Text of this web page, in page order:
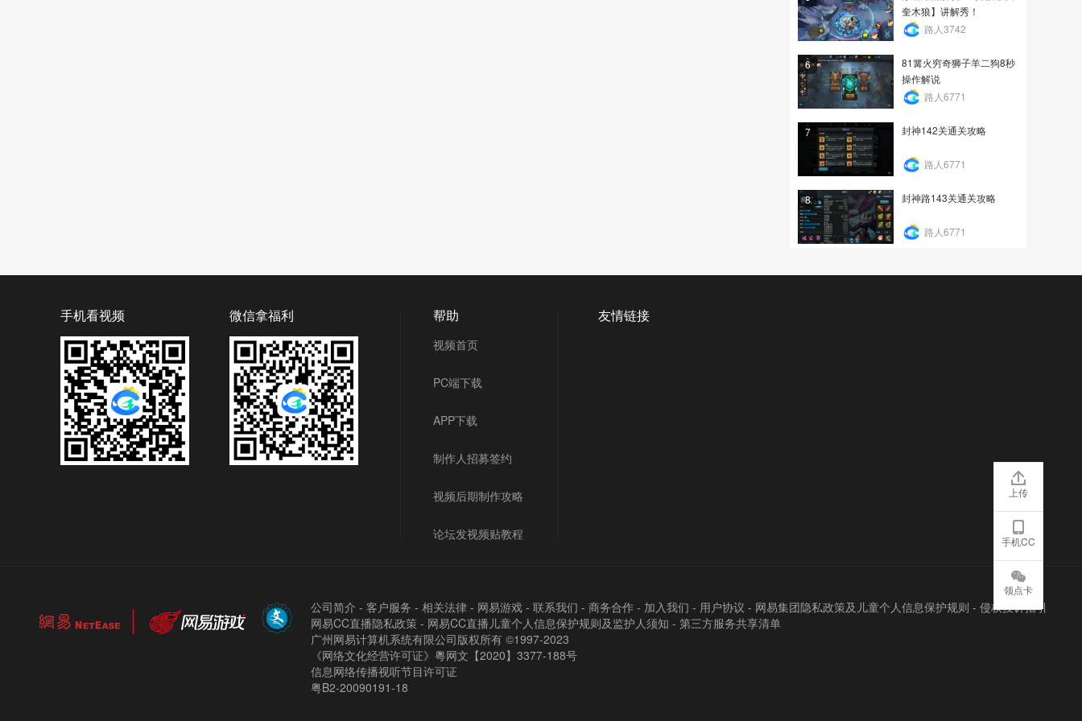
奎木狼】讲解秀！
路人3742
6
81篝火穷奇狮子羊二狗8秒
操作解说
路人6771
7 封神142关通关攻略
路人6771
8 封神路143关通关攻略
路人6771
手机看视频 微信拿福利 帮助
视频首页
PC端下载
APP下载
制作人招募签约
视频后期制作攻略
论坛发视频贴教程
友情链接
公司简介 - 客户服务 - 相关法律 - 网易游戏 - 联系我们 - 商务合作 - 加入我们 - 用户协议 - 网易集团隐私政策及儿童个人信息保护规则 - 侵权投诉指引
网易CC直播隐私政策 - 网易CC直播儿童个人信息保护规则及监护人须知 - 第三方服务共享清单
广州网易计算机系统有限公司版权所有 ©1997-2023
《网络文化经营许可证》粵网文【2020】3377-188号
信息网络传播视听节目许可证
粤B2-20090191-18
上传
手机CC
领点卡